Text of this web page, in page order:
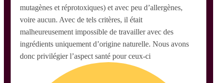
mutagènes et réprotoxiques) et avec peu d’allergènes,
voire aucun. Avec de tels critères, il était
malheureusement impossible de travailler avec des
ingrédients uniquement d’origine naturelle. Nous avons
donc privilégier l’aspect santé pour ceux-ci